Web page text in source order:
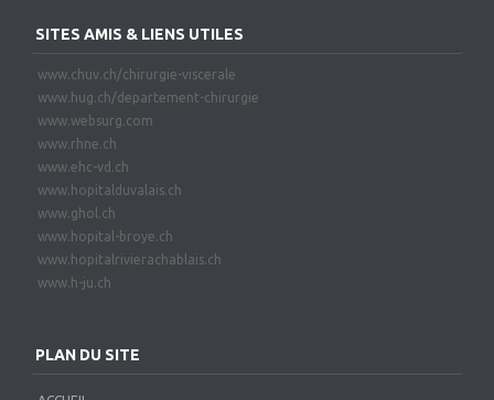
SITES AMIS & LIENS UTILES
www.chuv.ch/chirurgie-viscerale
www.hug.ch/departement-chirurgie
www.websurg.com
www.rhne.ch
www.ehc-vd.ch
www.hopitalduvalais.ch
www.ghol.ch
www.hopital-broye.ch
www.hopitalrivierachablais.ch
www.h-ju.ch
PLAN DU SITE